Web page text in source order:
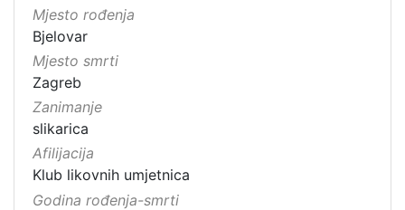
Mjesto rođenja
Bjelovar
Mjesto smrti
Zagreb
Zanimanje
slikarica
Afilijacija
Klub likovnih umjetnica
Godina rođenja-smrti